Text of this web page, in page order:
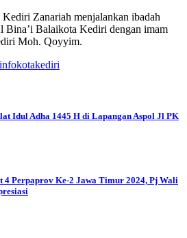
Zanariah menjalankan ibadah
Bina’i Balaikota Kediri dengan imam
Moh. Qoyyim.
Idul Adha 1445 H di Lapangan Aspol Jl PK
Perpaprov Ke-2 Jawa Timur 2024, Pj Wali